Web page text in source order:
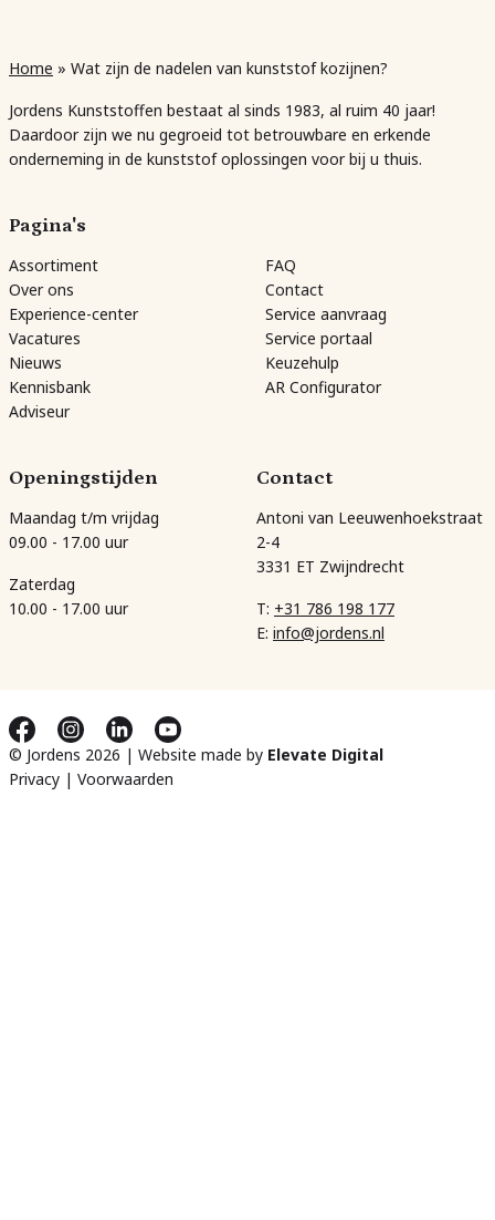
Home » Wat zijn de nadelen van kunststof kozijnen?
Jordens Kunststoffen bestaat al sinds 1983, al ruim 40 jaar!
Daardoor zijn we nu gegroeid tot betrouwbare en erkende
onderneming in de kunststof oplossingen voor bij u thuis.
Pagina's
Assortiment
Over ons
Experience-center
Vacatures
Nieuws
Kennisbank
Adviseur
FAQ
Contact
Service aanvraag
Service portaal
Keuzehulp
AR Configurator
Openingstijden
Maandag t/m vrijdag
09.00 - 17.00 uur
Zaterdag
10.00 - 17.00 uur
Contact
Antoni van Leeuwenhoekstraat
2-4
3331 ET Zwijndrecht
T: +31 786 198 177
E: info@jordens.nl
© Jordens 2026 | Website made by Elevate Digital
Privacy | Voorwaarden